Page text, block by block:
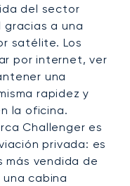
del sector
a una
satélite. Los
por internet, ver
una
rapidez y
la oficina.
Challenger es
privada: es
más vendida de
cabina